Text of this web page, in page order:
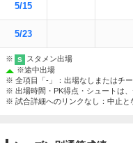
5/15
5/23
※ S
スタメン出場
※途中出場
※ 全項目「-」：出場なしまたはチ
※ 出場時間・PK得点・シュートは
※ 試合詳細へのリンクなし：中止と